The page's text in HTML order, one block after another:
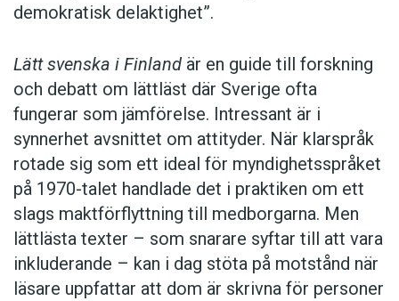
demokratisk delaktighet”.
Lätt svenska i Finland är en guide till forskning
och debatt om lättläst där ­Sverige ofta
fungerar som jämförelse. ­Intressant är i
synnerhet ­avsnittet om attityder. När klar­språk
rotade sig som ett ideal för myndighetsspråket
på 1970-talet handlade det i praktiken om ett
slags maktförflyttning till medborgarna. Men
lättlästa texter – som snarare syftar till att vara
inkluderande – kan i dag stöta på motstånd när
läsare uppfattar att dom är skrivna för personer